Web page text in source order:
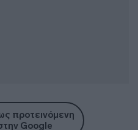
προτεινόμενη
Google